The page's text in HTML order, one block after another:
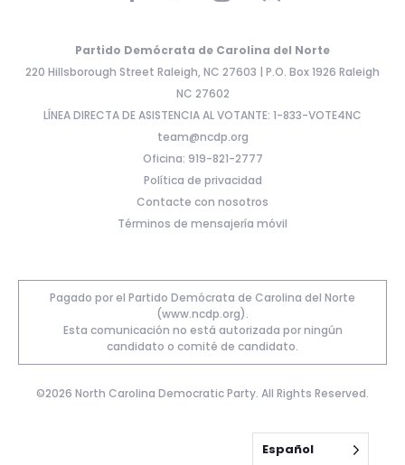
Partido Demócrata de Carolina del Norte
220 Hillsborough Street Raleigh, NC 27603 | P.O. Box 1926 Raleigh
NC 27602
LÍNEA DIRECTA DE ASISTENCIA AL VOTANTE: 1-833-VOTE4NC
team@ncdp.org
Oficina: 919-821-2777
Política de privacidad
Contacte con nosotros
Términos de mensajería móvil
Pagado por el Partido Demócrata de Carolina del Norte
(www.ncdp.org).
Esta comunicación no está autorizada por ningún
candidato o comité de candidato.
©2026 North Carolina Democratic Party. All Rights Reserved.
Español